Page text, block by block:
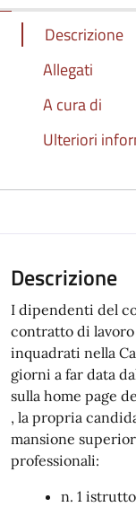
Descrizione
Allegati
A cura di
Ulteriori
Descrizione
I dipendenti del
contratto di
inquadrati nella
giorni a far data
sulla home page
, la propria
mansione
professionali:
n. 1